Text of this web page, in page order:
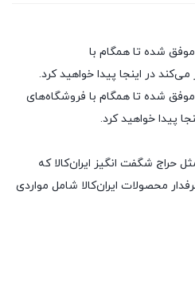
در اینجا پیدا خواهید کرد.
۷ روز ضمانت بازگشت کالا و تضمین اصل‌بودن کالا، موفق شده تا همگام با فروشگاه‌های
پیدا خواهید کرد.
حراج شگفت انگیز ایران‌کالا که
محصولات ایران‌کالا شامل مواردی